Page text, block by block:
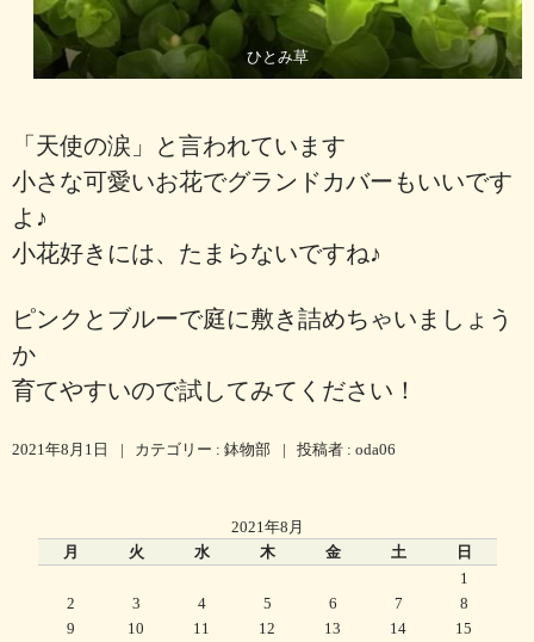
ひとみ草
「天使の涙」と言われています
小さな可愛いお花でグランドカバーもいいです
よ♪
小花好きには、たまらないですね♪
ピンクとブルーで庭に敷き詰めちゃいましょう
か
育てやすいので試してみてください！
2021年8月1日 | カテゴリー : 鉢物部 | 投稿者 : oda06
2021年8月
月
火 水 木 金 土 日
1
2
3 4 5 6 7
8
9
10 11 12 13 14
15